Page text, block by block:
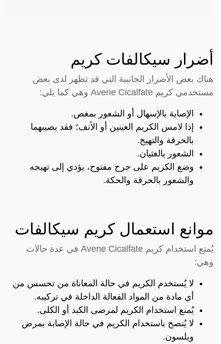
أضرار سيكالفات كريم
هناك بعض الأضرار الجانبية التي قد تظهر لدى بعض
مستخدمي كريم Avene Cicalfate وهي كما يلي:
الإصابة بالإسهال أو الشعور بمغص.
إذا لامس الكريم العينين أو الأنف؛ فقد يصيبهما
بالحرقة والتهيج.
الشعور بالغثيان.
وضع الكريم على جرح مفتوح، يؤدي إلى تهيجه
والشعور بالحرقة والحكة.
موانع استعمال كريم سيكالفات
يُمنع استخدام كريم Avene Cicalfate في عدة حالات
وهي:
لا يُستخدم الكريم في حالة المعاناة من تحسس من
أي مادة من المواد الفعالة الداخلة في تركيبه.
يُمنع استخدام الكريم لمرضى الكبد أو الكلى.
لا يُنصح باستخدام الكريم في حالة الإصابة بمرض
ويلسون.